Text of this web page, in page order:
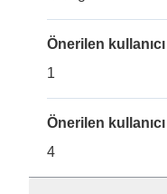
Önerilen
1
Önerilen
4